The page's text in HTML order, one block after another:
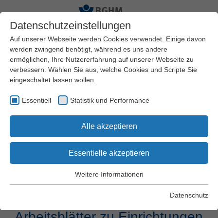
Startseite
Arbeitssicherheit und Gesundheitsschutz
Gefährdungsbeurteilungen
Maschinenbau
Musterbetrieb Instandhaltung von Maschinen und
Musterbetrieb
Instandhaltung von
Maschinen und Anlagen
Datenschutzeinstellungen
Auf unserer Webseite werden Cookies verwendet. Einige davon
werden zwingend benötigt, während es uns andere
ermöglichen, Ihre Nutzererfahrung auf unserer Webseite zu
verbessern. Wählen Sie aus, welche Cookies und Scripte Sie
eingeschaltet lassen wollen.
Essentiell Statistik und Performance
Alle akzeptieren
Essentielle akzeptieren
Essentielle Cookies werden für grundlegende Funktionen der
Webseite einwandfrei funktioniert.
Weitere Informationen
Datenschutz